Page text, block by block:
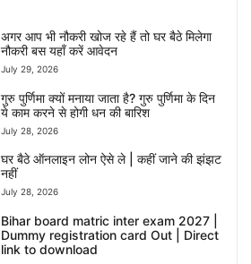
अगर आप भी नौकरी खोज रहे हैं तो घर बैठे मिलेगा
नौकरी बस यहाँ करें आवेदन
July 29, 2026
गुरु पुर्णिमा क्यों मनाया जाता है? गुरु पुर्णिमा के दिन
ये काम करने से होगी धन की बारिश
July 28, 2026
घर बैठे ऑनलाइन लोन ऐसे ले | कहीं जाने की झंझट
नहीं
July 28, 2026
Bihar board matric inter exam 2027 |
Dummy registration card Out | Direct
link to download